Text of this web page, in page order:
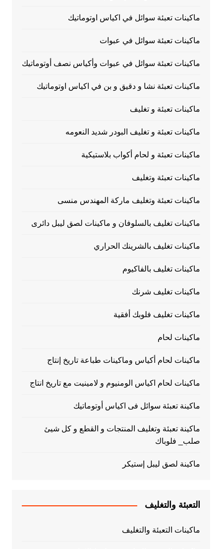
ماكينات تعبئة سوائل في اكياس اوتوماتيك
ماكينات تعبئة سوائل في عبوات
ماكينات تعبئة سوائل في عبوات وأكياس نصف أوتوماتيك
ماكينات تعبئة نشا و دقيق و بن في اكياس اوتوماتيك
ماكينات تعبئة و تغليف
ماكينات تعبئة و تغليف البودر شديد النعومه
ماكينات تعبئة و لحام أكواب بلاستيكية
ماكينات تعبئة وتغليف
ماكينات تعبئة وتغليف ماركة المهندس منسى
ماكينات تغليف بالسلوفان و ماكينات لصق ليبل دائرى
ماكينات تغليف بالشرينك الحراري
ماكينات تغليف بالفاكيوم
ماكينات تغليف شرنك
ماكينات تغليف فلوبك أفقية
ماكينات لحام
ماكينات لحام أكياس وماكينات طباعة تاريخ إنتاج
ماكينات لحام اكياس الومنيوم و لامينيت مع تاريخ انتاج
ماكينة تعبئة سوائل فى اكياس أوتوماتيك
ماكينة تعبئة وتغليف المنتجات و القطع و كل شيئ
صلب_ فلوباك
ماكينة لصق ليبل إستيكر
التعبئة والتغليف
ماكينات التعبئة والتغليف